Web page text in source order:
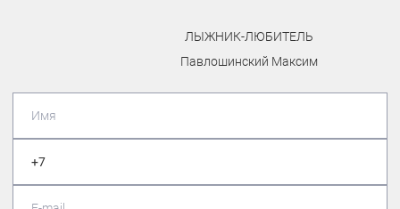
ЛЫЖНИК-ЛЮБИТЕЛЬ
Павлошинский Максим